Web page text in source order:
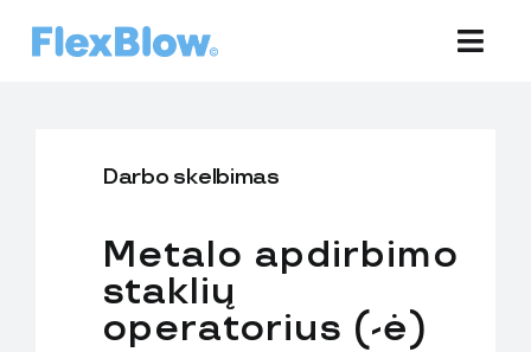
Preforms
Bottles
Darbo skelbimas
Metalo apdirbimo
staklių
operatorius (-ė)